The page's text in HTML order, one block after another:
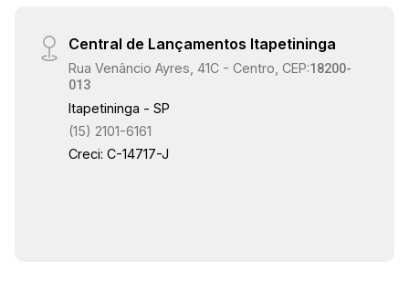
Central de Lançamentos Itapetininga
Rua Venâncio Ayres, 41C - Centro, CEP:18200-
013
Itapetininga - SP
(15) 2101-6161
Creci: C-14717-J